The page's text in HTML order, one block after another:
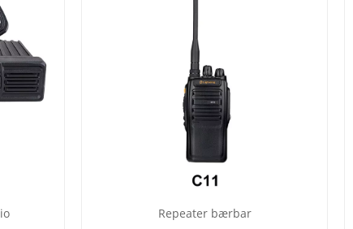
Repeater bærbar